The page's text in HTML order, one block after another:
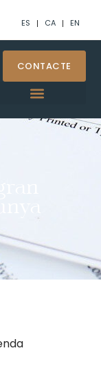
ES CA EN
CONTACTE